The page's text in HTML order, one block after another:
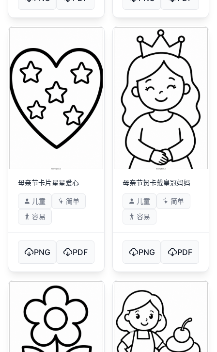
母亲节卡片星星爱心
儿童
简单
容易
PNG PDF
母亲节贺卡戴皇冠妈妈
儿童
简单
容易
PNG PDF